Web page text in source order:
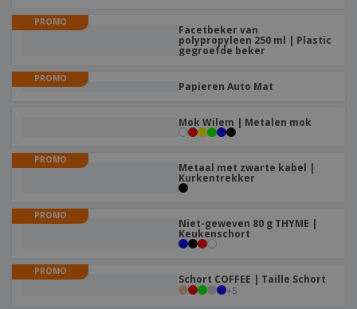
PROMO
Facetbeker van
polypropyleen 250 ml | Plastic
gegroefde beker
PROMO
Papieren Auto Mat
Mok Wilem | Metalen mok
PROMO
Metaal met zwarte kabel |
Kurkentrekker
PROMO
Niet-geweven 80 g THYME |
Keukenschort
PROMO
Schort COFFEE | Taille Schort
+5